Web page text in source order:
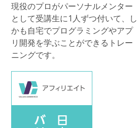
現役のプロがパーソナルメンター
として受講生に1人ずつ付いて、し
かも自宅でプログラミングやアプ
リ開発を学ぶことができるトレー
ニングです。